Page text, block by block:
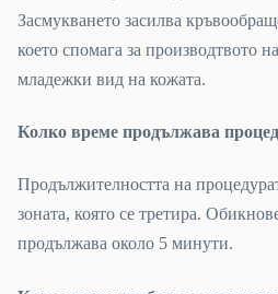
Засмукването засилва
което спомага за производтвото
младежки вид на кожата.
Колко време продължава
Продължителността на
зоната, която се третира.
продължава около 5 минути.